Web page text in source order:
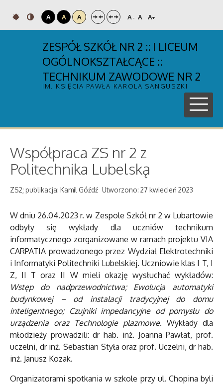
A A A A- A A+
ZESPÓŁ SZKÓŁ NR 2 :: I LICEUM
OGÓLNOKSZTAŁCĄCE ::
TECHNIKUM ZAWODOWE NR 2
IM. KSIĘCIA PAWŁA KAROLA SANGUSZKI
Współpraca ZS nr 2 z
Politechnika Lubelską
ZS2; publikacja: Kamil Góźdź Utworzono: 27 kwiecień 2023
W dniu 26.04.2023 r. w Zespole Szkół nr 2 w Lubartowie
odbyły się wykłady dla uczniów technikum
informatycznego zorganizowane w ramach projektu VIA
CARPATIA prowadzonego przez Wydział Elektrotechniki
i Informatyki Politechniki Lubelskiej. Uczniowie klas I T, I
Z, II T oraz II W mieli okazję wysłuchać wykładów:
Wstęp do nadprzewodnictwa; Ewolucja automatyki
budynkowej – od instalacji tradycyjnej do domu
inteligentnego; Czujniki impedancyjne od pomysłu do
urządzenia oraz Technologie plazmowe. Wykłady dla
młodzieży prowadzili: dr hab. inż. Joanna Pawłat, prof.
uczelni, dr inż. Sebastian Styła oraz prof. Uczelni, dr hab.
inż. Janusz Kozak.
Organizatorami spotkania w szkole przy ul. Chopina byli